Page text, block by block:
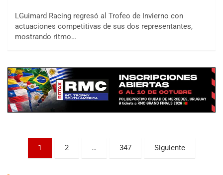
LGuimard Racing regresó al Trofeo de Invierno con
actuaciones competitivas de sus dos representantes,
mostrando ritmo…
Paginación
1 2 … 347 Siguiente
COBERTURA ESPECIAL DE E-KART.COM.AR
08/09-AGO
Baradero (Buenos Aires)
KDO - F6
Ciudad de Trenque Lauquen (Asfalto)
Trenque Lauquen (Buenos Aires)
Villaguay (Entre Ríos)